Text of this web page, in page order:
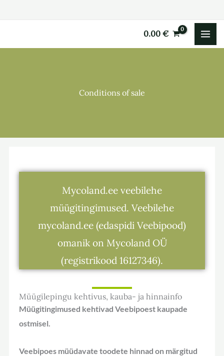
0.00€
Conditions of sale
Mycoland.ee veebilehe
müügitingimused. Veebilehe
mycoland.ee (edaspidi Veebipood)
omanik on Mycoland OÜ
(registrikood 16127346).
Müügilepingu kehtivus, kauba- ja hinnainfo
Müügitingimused kehtivad Veebipoest kaupade
ostmisel.
Veebipoes müüdavate toodete hinnad on märgitud